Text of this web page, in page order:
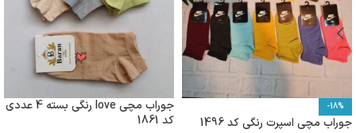
-18%
جوراب مچی اسپرت رنگی کد 1496
جوراب مچی love رنگی بسته 4 عددی
کد 1861